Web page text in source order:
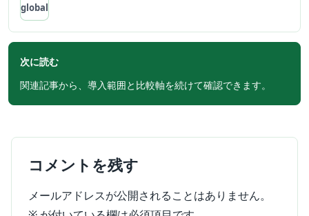
global
次に読む
関連記事から、導入範囲と比較軸を続けて確認できます。
コメントを残す
メールアドレスが公開されることはありません。